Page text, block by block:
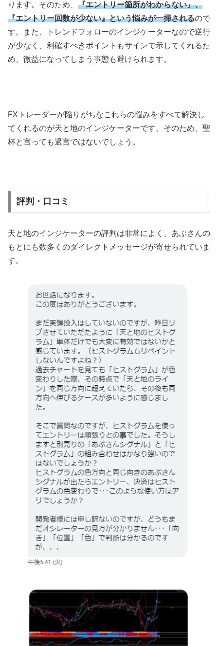
ります。そのため、 『エントリー箇所がわからない』、
『エントリー回数が少ない』という悩みが一掃されるので
す。また、トレンドフォローのインジケーターなので逆行
が少なく、利確すべきポイントもサインで示してくれるた
め、微益になってしまう事態も避けられます。
FXトレーダーが陥りがちなこれらの悩みをすべて解決し
てくれるのが天と地のインジケーターです。そのため、聖
杯と言っても過言ではないでしょう。
評判・口コミ
天と地のインジケーターの評判は非常によく、あぶさんの
もとにも数多くのダイレクトメッセージが寄せられていま
す。